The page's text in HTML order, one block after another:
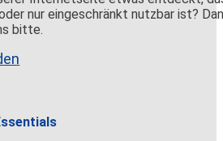
nur eingeschränkt nutzbar ist?
bitte.